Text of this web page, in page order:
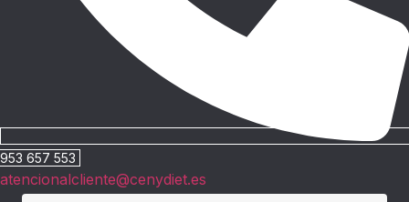
953 657 553
atencionalcliente@cenydiet.es